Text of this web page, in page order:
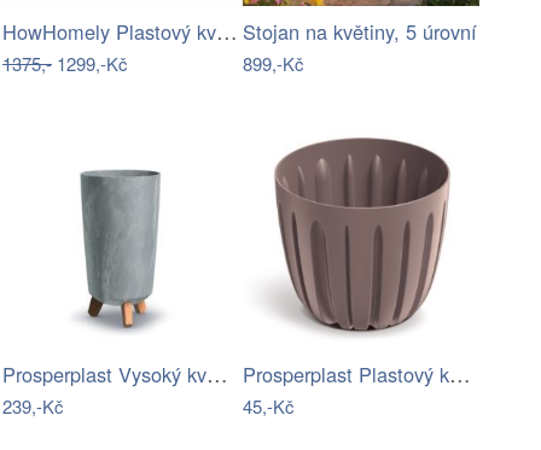
HowHomely Plastový květináč URBANIKA…
1375,- 1299,-Kč
Stojan na květiny, 5 úrovní
899,-Kč
Prosperplast Vysoký květináč GRACIE…
239,-Kč
Prosperplast Plastový květináč WARIOS…
45,-Kč